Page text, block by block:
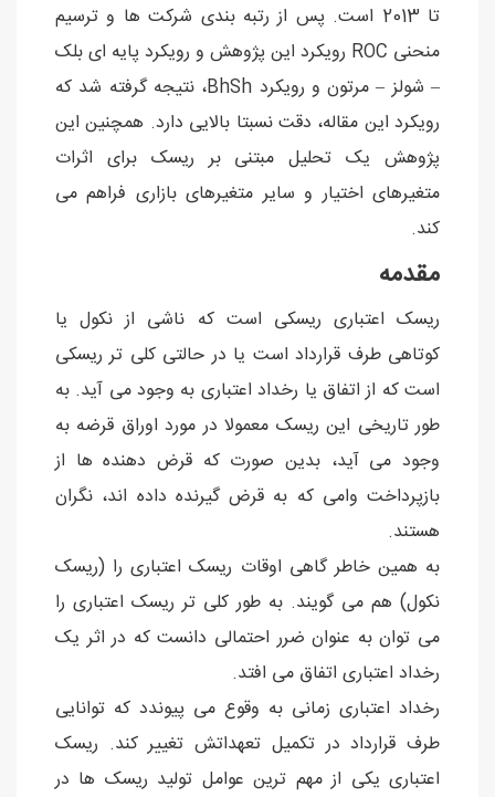
تا 2013 است. پس از رتبه بندی شرکت ها و ترسیم
منحنی ROC رویکرد این پژوهش و رویکرد پایه ای بلک
– شولز – مرتون و رویکرد BhSh، نتیجه گرفته شد که
رویکرد این مقاله، دقت نسبتا بالایی دارد. همچنین این
پژوهش یک تحلیل مبتنی بر ریسک برای اثرات
متغیرهای اختیار و سایر متغیرهای بازاری فراهم می
کند.
مقدمه
ریسک اعتباری ریسکی است که ناشی از نکول یا
کوتاهی طرف قرارداد است یا در حالتی کلی تر ریسکی
است که از اتفاق یا رخداد اعتباری به وجود می آید. به
طور تاریخی این ریسک معمولا در مورد اوراق قرضه به
وجود می آید، بدین صورت که قرض دهنده ها از
بازپرداخت وامی که به قرض گیرنده داده اند، نگران
هستند.
به همین خاطر گاهی اوقات ریسک اعتباری را (ریسک
نکول) هم می گویند. به طور کلی تر ریسک اعتباری را
می توان به عنوان ضرر احتمالی دانست که در اثر یک
رخداد اعتباری اتفاق می افتد.
رخداد اعتباری زمانی به وقوع می پیوندد که توانایی
طرف قرارداد در تکمیل تعهداتش تغییر کند. ریسک
اعتباری یکی از مهم ترین عوامل تولید ریسک ها در